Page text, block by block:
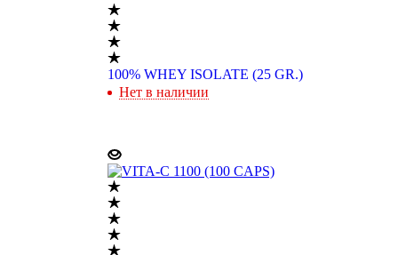
100% WHEY ISOLATE (25 GR.)
Нет в наличии